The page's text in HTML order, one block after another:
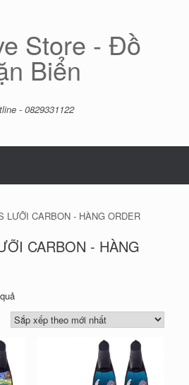
Store - Đồ
Biển
- 0829331122
LƯỠI CARBON - HÀNG ORDER
CARBON - HÀNG
Đã
sắp
xếp